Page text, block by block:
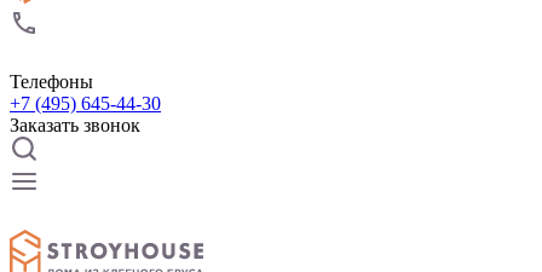
Телефоны
+7 (495) 645-44-30
Заказать звонок